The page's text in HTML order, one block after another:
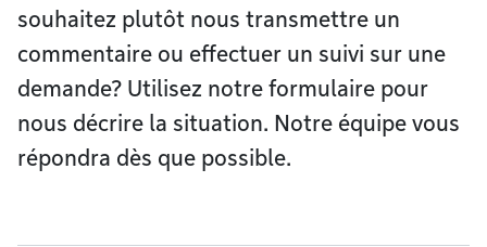
souhaitez plutôt nous transmettre un
commentaire ou effectuer un suivi sur une
demande? Utilisez notre formulaire pour
nous décrire la situation. Notre équipe vous
répondra dès que possible.